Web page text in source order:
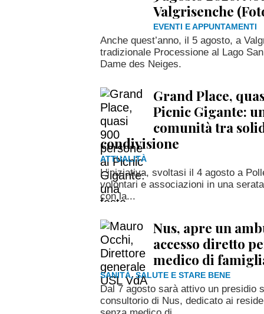
Valgrisenche
EVENTI E APPUNTAMENTI
Anche quest’anno, il 5 agosto, a
tradizionale Processione al Lago
Dame des Neiges.
Grand Place,
Picnic Gigante:
comunità tra
condivisione
ATTUALITÀ
L'iniziativa, svoltasi il 4 agosto a
volontari e associazioni in una
con la...
Nus, apre un
accesso diretto
medico di
SANITÀ, SALUTE E STARE BENE
Dal 7 agosto sarà attivo un presidio
consultorio di Nus, dedicato ai